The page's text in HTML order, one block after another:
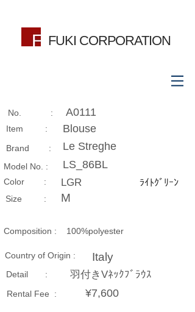
FUKI CORPORATION
No. : A0111
Item : Blouse
Brand : Le Streghe
Model No. : LS_86BL
​Color : LGR ﾗｲﾄｸﾞﾘｰﾝ
Size​ : M
Composition​ : 100%polyester
Country of Origin : Italy
Detail : 羽付きVﾈｯｸﾌﾞﾗｳｽ
Rental Fee : ¥7,600